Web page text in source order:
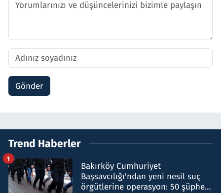
Gönder
Trend Haberler
Bakırköy Cumhuriyet
Başsavcılığı'ndan yeni nesil suç
örgütlerine operasyon: 50 şüpheli
1